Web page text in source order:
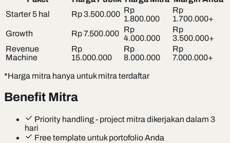
Starter 5 hal
Rp 3.500.000 Rp
1.800.000
Rp
1.700.000+
Growth
Rp 7.500.000 Rp
4.000.000
Rp
3.500.000+
Revenue
Machine
Rp
15.000.000
Rp
8.000.000
Rp
7.000.000+
*Harga mitra hanya untuk mitra terdaftar
Benefit Mitra
Priority handling - project mitra dikerjakan dalam 3
hari
Free template untuk portofolio Anda